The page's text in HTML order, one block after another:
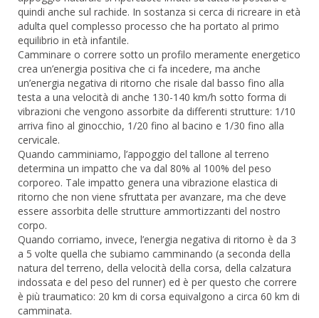
quindi anche sul rachide. In sostanza si cerca di ricreare in età
adulta quel complesso processo che ha portato al primo
equilibrio in età infantile.
Camminare o correre sotto un profilo meramente energetico
crea un’energia positiva che ci fa incedere, ma anche
un’energia negativa di ritorno che risale dal basso fino alla
testa a una velocità di anche 130-140 km/h sotto forma di
vibrazioni che vengono assorbite da differenti strutture: 1/10
arriva fino al ginocchio, 1/20 fino al bacino e 1/30 fino alla
cervicale.
Quando camminiamo, l’appoggio del tallone al terreno
determina un impatto che va dal 80% al 100% del peso
corporeo. Tale impatto genera una vibrazione elastica di
ritorno che non viene sfruttata per avanzare, ma che deve
essere assorbita delle strutture ammortizzanti del nostro
corpo.
Quando corriamo, invece, l’energia negativa di ritorno è da 3
a 5 volte quella che subiamo camminando (a seconda della
natura del terreno, della velocità della corsa, della calzatura
indossata e del peso del runner) ed è per questo che correre
è più traumatico: 20 km di corsa equivalgono a circa 60 km di
camminata.